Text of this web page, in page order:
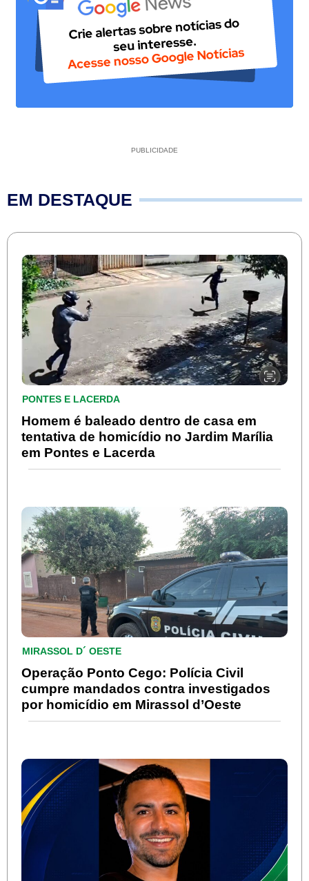
PUBLICIDADE
EM DESTAQUE
PONTES E LACERDA
Homem é baleado dentro de casa em
tentativa de homicídio no Jardim Marília
em Pontes e Lacerda
MIRASSOL D´ OESTE
Operação Ponto Cego: Polícia Civil
cumpre mandados contra investigados
por homicídio em Mirassol d’Oeste